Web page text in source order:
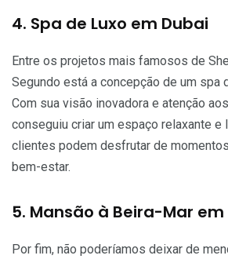
4. Spa de Luxo em Dubai
Entre os projetos mais famosos de
Segundo está a concepção de um spa
Com sua visão inovadora e atenção
conseguiu criar um espaço relaxante e
clientes podem desfrutar de
bem-estar.
5. Mansão à Beira-Mar
Por fim, não poderíamos deixar de